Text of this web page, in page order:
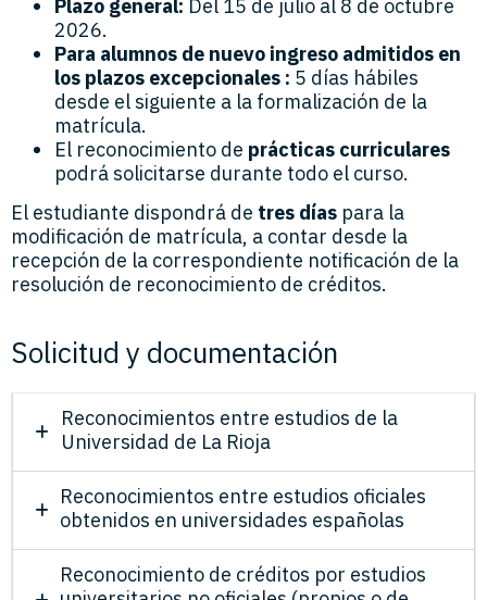
Plazo general: Del 15 de julio al 8 de octubre
2026.
Para alumnos de nuevo ingreso admitidos en
los plazos excepcionales : 5 días hábiles
desde el siguiente a la formalización de la
matrícula.
El reconocimiento de prácticas curriculares
podrá solicitarse durante todo el curso.
El estudiante dispondrá de tres días para la
modificación de matrícula, a contar desde la
recepción de la correspondiente notificación de la
resolución de reconocimiento de créditos.
Solicitud y documentación
Reconocimientos entre estudios de la
Universidad de La Rioja
Reconocimientos entre estudios oficiales
obtenidos en universidades españolas
Reconocimiento de créditos por estudios